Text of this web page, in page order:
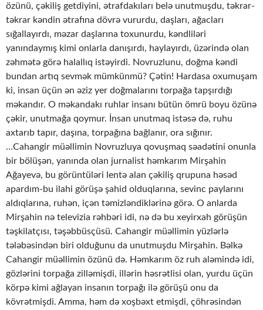
özünü, çəkiliş getdiyini, ətrafdakıları belə unutmuşdu, təkrar-
təkrar kəndin ətrafına dövrə vururdu, daşları, ağacları
sığallayırdı, məzar daşlarına toxunurdu, kəndliləri
yanındaymış kimi onlarla danışırdı, haylayırdı, üzərində olan
zəhmətə görə halallıq istəyirdi. Novruzlunu, doğma kəndi
bundan artıq sevmək mümkünmü? Çətin! Hardasa oxumuşam
ki, insan üçün ən əziz yer doğmalarını torpağa tapşırdığı
məkandır. O məkandakı ruhlar insanı bütün ömrü boyu özünə
çəkir, unutmağa qoymur. İnsan unutmaq istəsə də, ruhu
axtarıb tapır, daşına, torpağına bağlanır, ora sığınır.
…Cahangir müəllimin Novruzluya qovuşmaq səadətini onunla
bir bölüşən, yanında olan jurnalist həmkarım Mirşahin
Ağayevə, bu görüntüləri lentə alan çəkiliş qrupuna həsəd
apardım-bu ilahi görüşə şahid olduqlarına, sevinc paylarını
aldıqlarına, ruhən, içən təmizləndiklərinə görə. O anlarda
Mirşahin nə televizia rəhbəri idi, nə də bu xeyirxah görüşün
təşkilatçısı, təşəbbüsçüsü. Cahangir müəllimin yüzlərlə
tələbəsindən biri olduğunu da unutmuşdu Mirşahin. Bəlkə
Cahangir müəllimin özünü də. Həmkarım öz ruh aləmində idi,
gözlərini torpağa zilləmişdi, illərin həsrətlisi olan, yurdu üçün
körpə kimi ağlayan insanın torpağı ilə görüşü onu da
kövrətmişdi. Amma, həm də xoşbəxt etmişdi, çöhrəsindən